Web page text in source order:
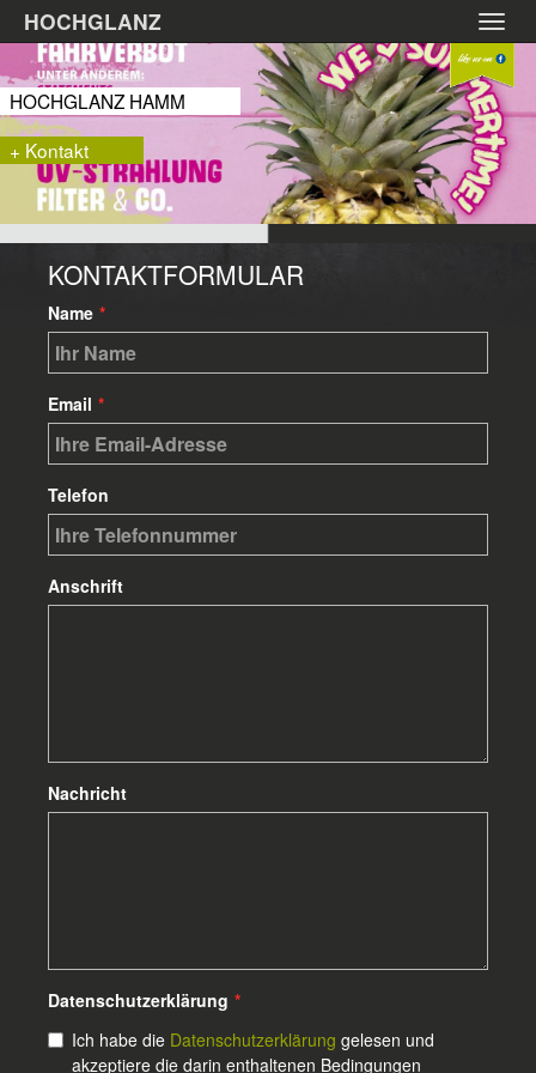
Zum
Hauptinhalt
springen
HOCHGLANZ
HOCHGLANZ HAMM
+ Kontakt
KONTAKTFORMULAR
Name *
Email *
Telefon
Anschrift
Nachricht
Datenschutzerklärung *
Ich habe die Datenschutzerklärung gelesen und
akzeptiere die darin enthaltenen Bedingungen